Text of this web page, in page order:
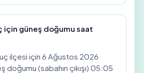
için güneş doğumu saat
ilçesi için 6 Ağustos 2026
doğumu (sabahın çıkışı) 05:05